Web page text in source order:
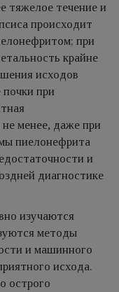
тяжелое течение и
происходит
при
крайне
исходов
при
менее, даже при
пиелонефрита
и
диагностике
изучаются
методы
и машинного
исхода.
острого